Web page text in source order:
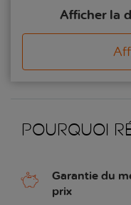
Afficher la
Pourquoi
Garantie du
prix